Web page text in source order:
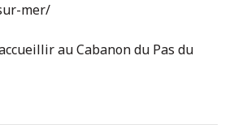
mer/
au Cabanon du Pas du